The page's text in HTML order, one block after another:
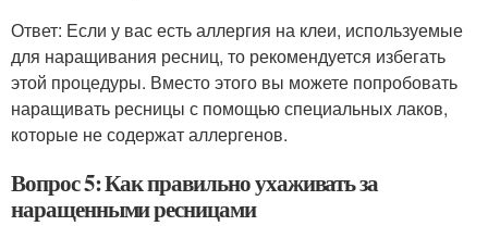
Ответ: Если у вас есть аллергия на клеи, используемые
для наращивания ресниц, то рекомендуется избегать
этой процедуры. Вместо этого вы можете попробовать
наращивать ресницы с помощью специальных лаков,
которые не содержат аллергенов.
Вопрос 5: Как правильно ухаживать за
наращенными ресницами